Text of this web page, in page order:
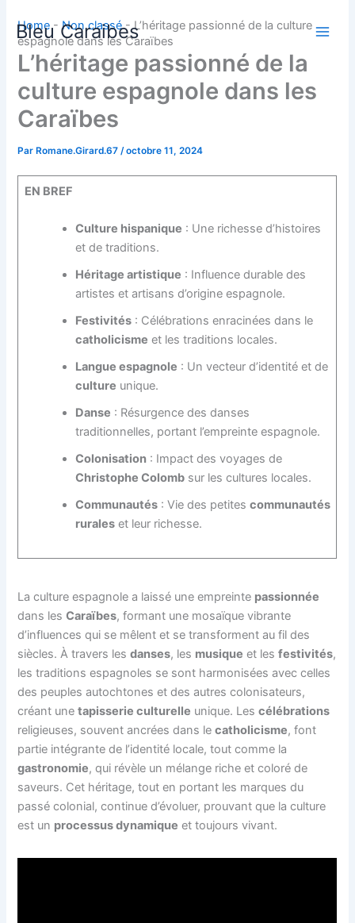
contenu
Bleu Caraibes
Home-Non classé-L’héritage passionné de la culture
espagnole dans les Caraïbes
L’héritage passionné de la
culture espagnole dans les
Caraïbes
ParRomane.Girard.67/octobre 11, 2024
EN BREF
Culture hispanique : Une richesse d’histoires
et de traditions.
Héritage artistique : Influence durable des
artistes et artisans d’origine espagnole.
Festivités: Célébrations enracinées dans le
catholicisme et les traditions locales.
Langue espagnole : Un vecteur d’identité et de
culture unique.
Danse : Résurgence des danses
traditionnelles, portant l’empreinte espagnole.
Colonisation: Impact des voyages de
Christophe Colombsur les cultures locales.
Communautés: Vie des petites communautés
ruraleset leur richesse.
La culture espagnole a laissé une empreinte passionnée
dans lesCaraïbes, formant une mosaïque vibrante
d’influences qui se mêlent et se transforment au fil des
siècles. À travers lesdanses, les musique et lesfestivités,
les traditions espagnoles se sont harmonisées avec celles
des peuples autochtones et des autres colonisateurs,
créant unetapisserie culturelle unique. Lescélébrations
religieuses, souvent ancrées dans lecatholicisme, font
partie intégrante de l’identité locale, tout comme la
gastronomie, qui révèle un mélange riche et coloré de
saveurs. Cet héritage, tout en portant les marques du
passé colonial, continue d’évoluer, prouvant que la culture
est un processus dynamique et toujours vivant.
h
o
i
s
i
r
u
e